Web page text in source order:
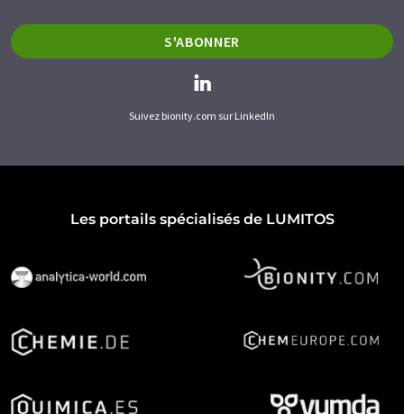
S'ABONNER
Suivez bionity.com sur LinkedIn
Les portails spécialisés de LUMITOS